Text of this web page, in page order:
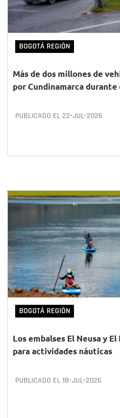
BOGOTÁ REGIÓN
Más de dos millones de
por Cundinamarca durante
PUBLICADO EL 22•JUL•2026
BOGOTÁ REGIÓN
Los embalses El Neusa y
para actividades náuticas
PUBLICADO EL18•JUL•2026